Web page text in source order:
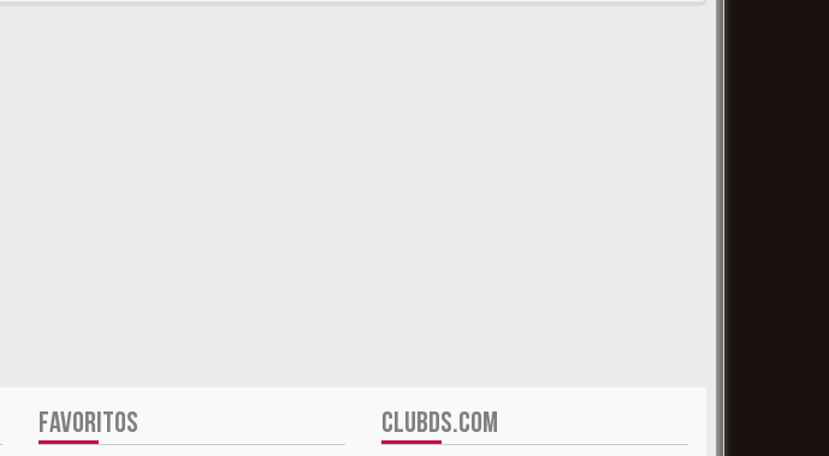
FAVORITOS CLUBDS.COM